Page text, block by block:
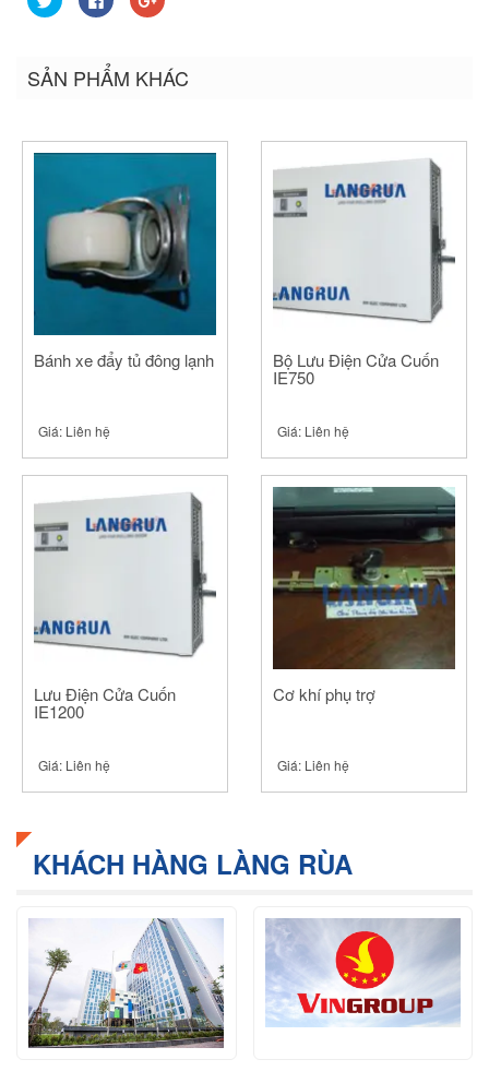
để
(Opens
in
vào
Facebook
(Opens
in
để
(Opens
in
SẢN PHẨM KHÁC
Bánh xe đẩy tủ đông lạnh
Giá: Liên hệ
Bộ Lưu Điện Cửa Cuốn
IE750
Giá: Liên hệ
Lưu Điện Cửa Cuốn
IE1200
Giá: Liên hệ
Cơ khí phụ trợ
Giá: Liên hệ
KHÁCH HÀNG LÀNG RÙA